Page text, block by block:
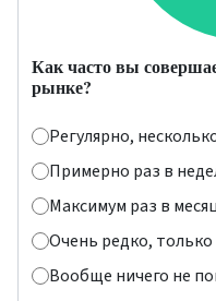
Как часто вы
рынке?
Регулярно,
Примерно раз в
Максимум раз в
Очень редко,
Вообще ничего не